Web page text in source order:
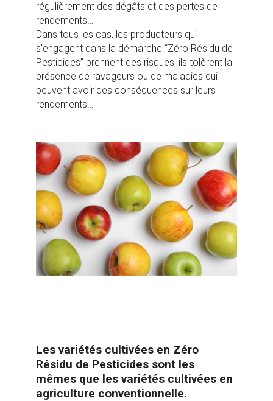
régulièrement des dégâts et des pertes de
rendements…
Dans tous les cas, les producteurs qui
s’engagent dans la démarche “Zéro Résidu de
Pesticides” prennent des risques, ils tolèrent la
présence de ravageurs ou de maladies qui
peuvent avoir des conséquences sur leurs
rendements…
Les variétés cultivées en Zéro
Résidu de Pesticides sont les
mêmes que les variétés cultivées en
agriculture conventionnelle.